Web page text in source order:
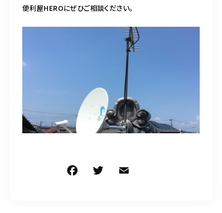
便利屋HEROにぜひご相談ください。
T